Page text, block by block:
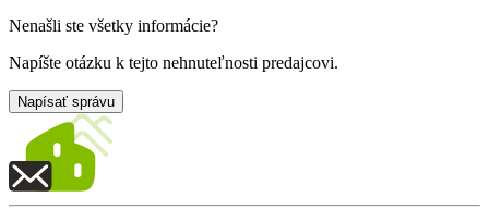
Nenašli ste všetky informácie?
Napíšte otázku k tejto nehnuteľnosti predajcovi.
Napísať správu